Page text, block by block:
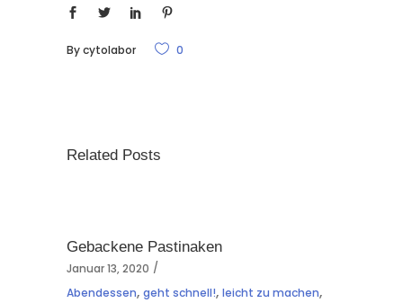
Bycytolabor 0
Related Posts
Gebackene Pastinaken
Januar 13, 2020
Abendessen, geht schnell!, leicht zu machen,